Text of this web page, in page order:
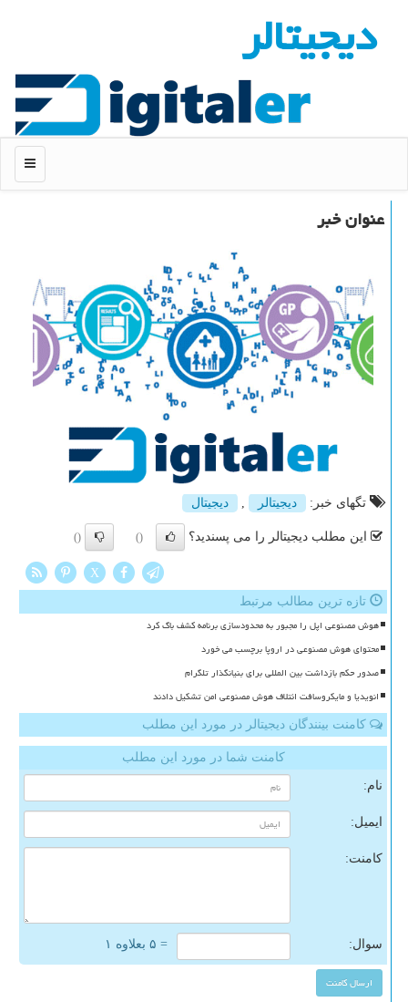
دیجیتالر
منو
عنوان خبر
تگهای خبر: دیجیتالر دیجیتال
این مطلب دیجیتالر را می پسندید؟ ()
()
X
تازه ترین مطالب مرتبط
هوش مصنوعی اپل را مجبور به محدودسازی برنامه کشف باگ کرد
محتوای هوش مصنوعی در اروپا برچسب می خورد
صدور حکم بازداشت بین المللی برای بنیانگذار تلگرام
انویدیا و مایکروسافت ائتلاف هوش مصنوعی امن تشکیل دادند
کامنت بینندگان دیجیتالر در مورد این مطلب
کامنت شما در مورد این مطلب
نام:
ایمیل:
کامنت:
سوال: = ۵ بعلاوه ۱